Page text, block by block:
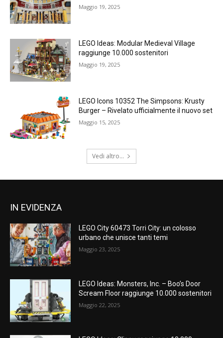
Maggio 19, 2025
LEGO Ideas: Modular Medieval Village
raggiunge 10.000 sostenitori
Maggio 19, 2025
LEGO Icons 10352 The Simpsons: Krusty
Burger – Rivelato ufficialmente il nuovo set
Maggio 15, 2025
Vedi altro...
IN EVIDENZA
LEGO City 60473 Torri City: un colosso
urbano che unisce tanti temi
Maggio 23, 2025
LEGO Ideas: Monsters, Inc. – Boo’s Door
Scream Floor raggiunge 10.000 sostenitori
Maggio 22, 2025